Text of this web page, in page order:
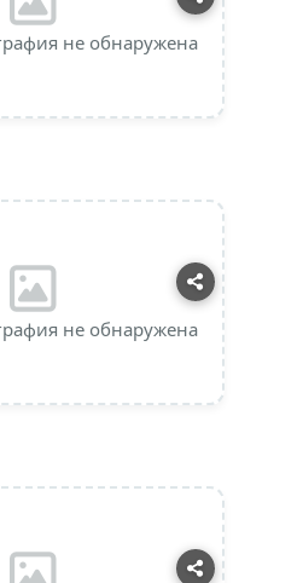
не обнаружена
не обнаружена